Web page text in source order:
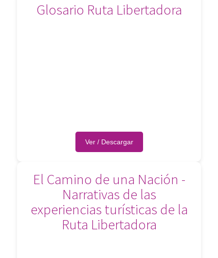
Glosario Ruta Libertadora
Ver / Descargar
El Camino de una Nación -
Narrativas de las
experiencias turísticas de la
Ruta Libertadora